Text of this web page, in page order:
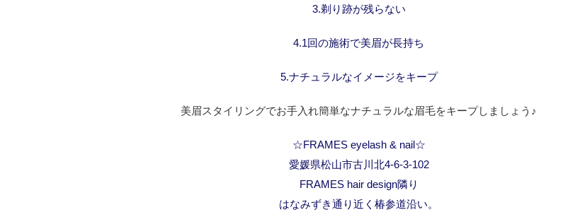
3.剃り跡が残らない
4.1回の施術で美眉が長持ち
5.ナチュラルなイメージをキープ
美眉スタイリングでお手入れ簡単なナチュラルな眉毛をキープしましょう♪
☆FRAMES eyelash & nail☆
愛媛県松山市古川北4-6-3-102
FRAMES hair design隣り
はなみずき通り近く椿参道沿い。